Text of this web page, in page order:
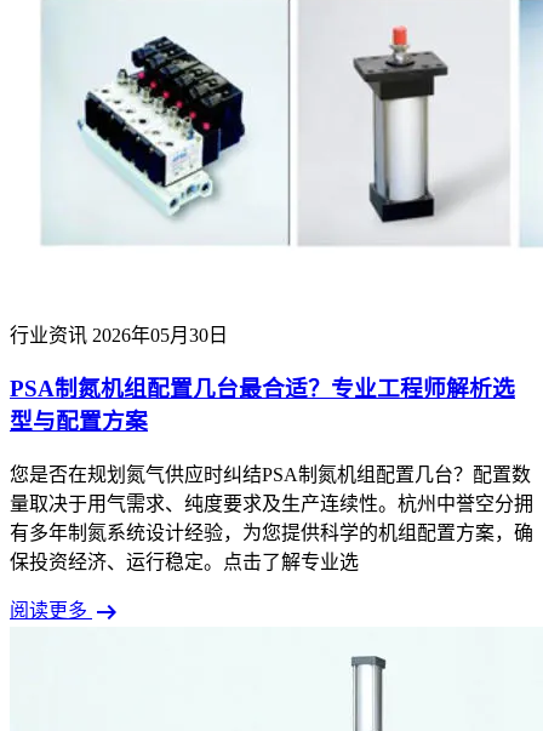
行业资讯 2026年05月30日
PSA制氮机组配置几台最合适？专业工程师解析选
型与配置方案
您是否在规划氮气供应时纠结PSA制氮机组配置几台？配置数
量取决于用气需求、纯度要求及生产连续性。杭州中誉空分拥
有多年制氮系统设计经验，为您提供科学的机组配置方案，确
保投资经济、运行稳定。点击了解专业选
阅读更多 arrow_right_alt